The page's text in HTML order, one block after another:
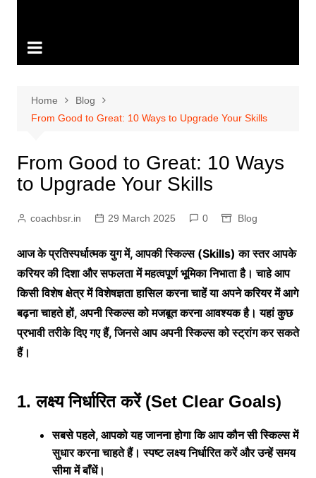
Home
Blog
From Good to Great: 10 Ways to Upgrade Your Skills
From Good to Great: 10 Ways
to Upgrade Your Skills
coachbsr.in 29 March 2025 0 Blog
आज के प्रतिस्पर्धात्मक युग में, आपकी स्किल्स (Skills) का स्तर आपके
करियर की दिशा और सफलता में महत्वपूर्ण भूमिका निभाता है। चाहे आप
किसी विशेष क्षेत्र में विशेषज्ञता हासिल करना चाहें या अपने करियर में आगे
बढ़ना चाहते हों, अपनी स्किल्स को मजबूत करना आवश्यक है। यहां कुछ
प्रभावी तरीके दिए गए हैं, जिनसे आप अपनी स्किल्स को स्ट्रांग कर सकते
हैं।
1. लक्ष्य निर्धारित करें (Set Clear Goals)
सबसे पहले, आपको यह जानना होगा कि आप कौन सी स्किल्स में
सुधार करना चाहते हैं। स्पष्ट लक्ष्य निर्धारित करें और उन्हें समय
सीमा में बाँधें।